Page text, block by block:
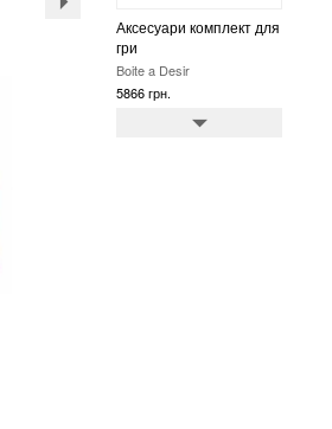
Аксесуари комплект для
гри
Boite a Desir
4780 грн.